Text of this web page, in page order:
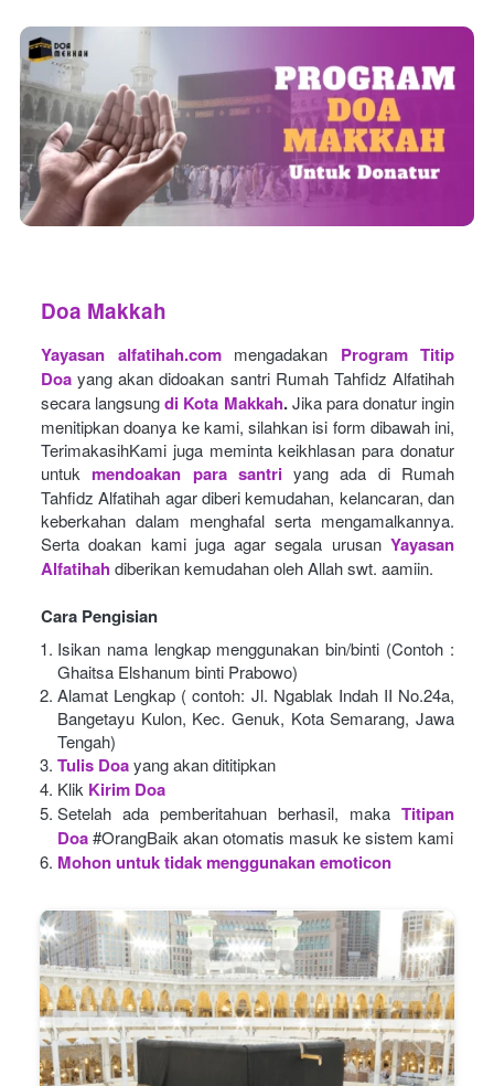
Doa Makkah
Yayasan alfatihah.com mengadakan
Program Titip
Doa yang akan didoakan santri Rumah Tahfidz Alfatihah
secara langsung di Kota Makkah. Jika para donatur ingin
menitipkan doanya ke kami, silahkan isi form dibawah ini,
TerimakasihKami juga meminta keikhlasan para donatur
untuk mendoakan para santri yang ada di Rumah
Tahfidz Alfatihah agar diberi kemudahan, kelancaran, dan
keberkahan dalam menghafal serta mengamalkannya.
Serta doakan kami juga agar segala urusan Yayasan
Alfatihah diberikan kemudahan oleh Allah swt. aamiin.
Cara Pengisian
Isikan nama lengkap menggunakan bin/binti (Contoh :
Ghaitsa Elshanum binti Prabowo)
Alamat Lengkap ( contoh: Jl. Ngablak Indah II No.24a,
Bangetayu Kulon, Kec. Genuk, Kota Semarang, Jawa
Tengah)
Tulis Doayang akan dititipkan
Klik Kirim Doa
Setelah ada pemberitahuan berhasil, maka Titipan
Doa#OrangBaik akan otomatis masuk ke sistem kami
Mohon untuk tidak menggunakan emoticon